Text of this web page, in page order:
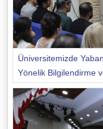
Üniversitemizde
Yönelik Bilgilendirme